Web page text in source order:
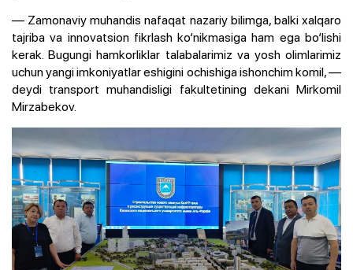
— Zamonaviy muhandis nafaqat nazariy bilimga, balki xalqaro
tajriba va innovatsion fikrlash ko‘nikmasiga ham ega bo‘lishi
kerak. Bugungi hamkorliklar talabalarimiz va yosh olimlarimiz
uchun yangi imkoniyatlar eshigini ochishiga ishonchim komil, —
deydi transport muhandisligi fakultetining dekani Mirkomil
Mirzabekov.